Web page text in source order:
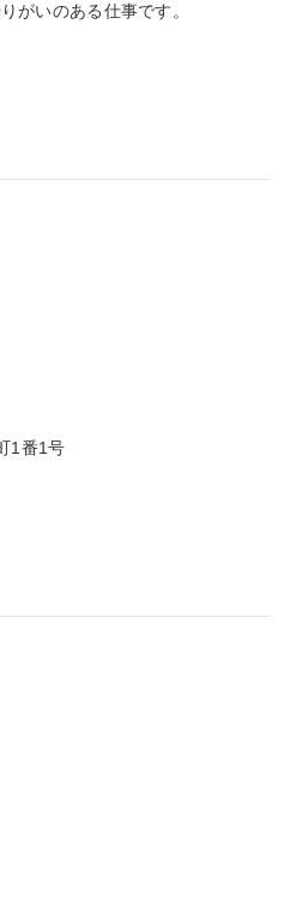
がいのある仕事です。
1番1号